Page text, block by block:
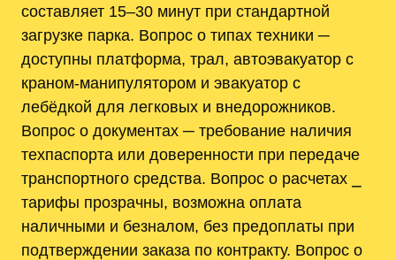
составляет 15–30 минут при стандартной
загрузке парка. Вопрос о типах техники ─
доступны платформа, трал, автоэвакуатор с
краном-манипулятором и эвакуатор с
лебёдкой для легковых и внедорожников.
Вопрос о документах ─ требование наличия
техпаспорта или доверенности при передаче
транспортного средства. Вопрос о расчетах ⎯
тарифы прозрачны, возможна оплата
наличными и безналом, без предоплаты при
подтверждении заказа по контракту. Вопрос о